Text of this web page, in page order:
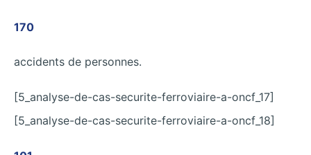
170
accidents de personnes.
[5_analyse-de-cas-securite-ferroviaire-a-oncf_17]
[5_analyse-de-cas-securite-ferroviaire-a-oncf_18]